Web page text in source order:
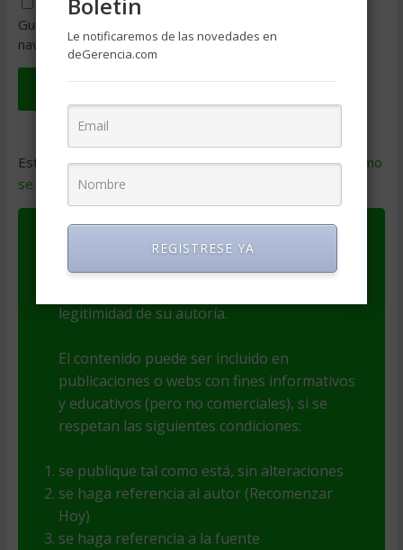
Guarda mi nombre, correo electrónico y web en este
navegador para la próxima vez que comente.
Este sitio usa Akismet para reducir el spam.Aprende cómo
se procesan los datos de tus comentarios
Este artículo es Copyright de su autor(a). El
autor(a) es responsable por el contenido y
legitimidad de su autoría.
El contenido puede ser incluido en
publicaciones o webs con fines informativos
y educativos (pero no comerciales), si se
respetan las siguientes condiciones:
se publique tal como está, sin alteraciones
se haga referencia al autor (Recomenzar
Hoy)
se haga referencia a la fuente
Le notificaremos de las novedades en
deGerencia.com
REGISTRESE YA